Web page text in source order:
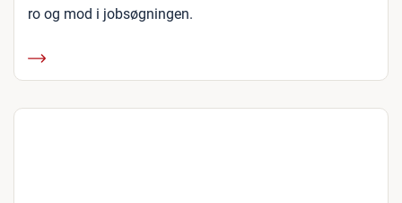
ro og mod i jobsøgningen.